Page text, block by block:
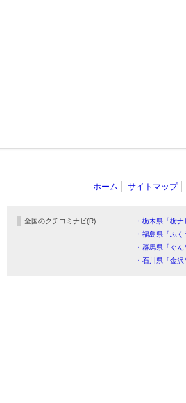
ホーム サイトマップ
全国のクチコミナビ(R) ・栃木県「栃ナ
・福島県「ふく
・群馬県「ぐん
・石川県「金沢